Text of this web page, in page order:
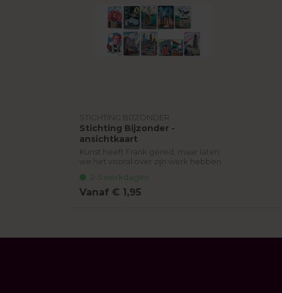
Koken en tafelen
Mode en accessoires
Overig
Woonaccessoires
Zeep
Zoete snacks
STICHTING BIJZONDER
Stichting Bijzonder -
ansichtkaart
Kunst heeft Frank gered, maar laten
we het vooral over zijn werk hebben.
Als Utrechter herken je veel! Zijn
afbeeldinge...
2-5 werkdagen
Vanaf € 1,95